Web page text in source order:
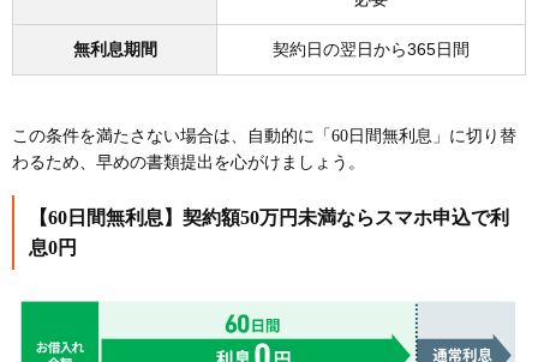
無利息期間 契約日の翌日から365日間
この条件を満たさない場合は、自動的に「60日間無利息」に切り替
わるため、早めの書類提出を心がけましょう。
【60日間無利息】契約額50万円未満ならスマホ申込で利
息0円